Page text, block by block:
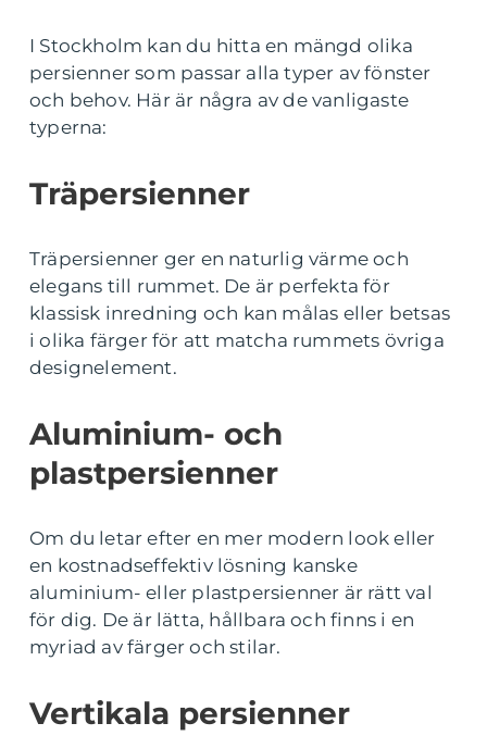
I Stockholm kan du hitta en mängd olika
persienner som passar alla typer av fönster
och behov. Här är några av de vanligaste
typerna:
Träpersienner
Träpersienner ger en naturlig värme och
elegans till rummet. De är perfekta för
klassisk inredning och kan målas eller betsas
i olika färger för att matcha rummets övriga
designelement.
Aluminium- och
plastpersienner
Om du letar efter en mer modern look eller
en kostnadseffektiv lösning kanske
aluminium- eller plastpersienner är rätt val
för dig. De är lätta, hållbara och finns i en
myriad av färger och stilar.
Vertikala persienner